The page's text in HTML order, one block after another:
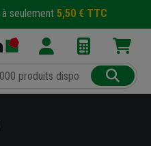
à seulement 5,50 € TTC